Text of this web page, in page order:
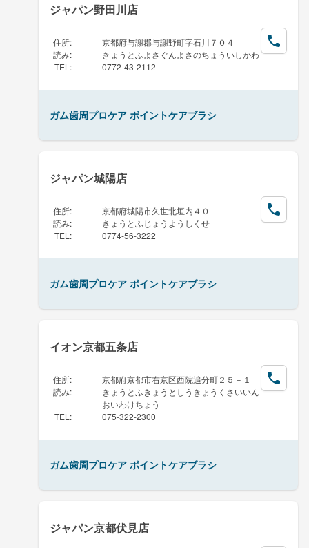
ジャパン野田川店
住所:
京都府与謝郡与謝野町字石川７０４
読み:
きょうとふよさぐんよさのちょういしかわ
TEL : 0772-43-2112
ガム歯周プロケア ポイントケアブラシ
ジャパン城陽店
住所:
京都府城陽市久世北垣内４０
読み:
きょうとふじょうようしくせ
TEL : 0774-56-3222
ガム歯周プロケア ポイントケアブラシ
イオン京都五条店
住所:
京都府京都市右京区西院追分町２５－１
読み:
きょうとふきょうとしうきょうくさいいん
おいわけちょう
TEL : 075-322-2300
ガム歯周プロケア ポイントケアブラシ
ジャパン京都伏見店